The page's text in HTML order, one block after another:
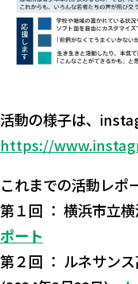
活動の様子は、
https://
これまでの活動レポ
第１回 ： 横浜市立
ポート
第２回 ： ルネサン